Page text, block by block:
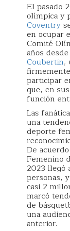
El pasado
olímpica y
Coventry
en ocupar
Comité
años
Coubertin,
participar
que, en
función
‌Las
una
deporte
De
Femenino
2023 llegó
personas,
casi 2
marcó
de
una
anterior.